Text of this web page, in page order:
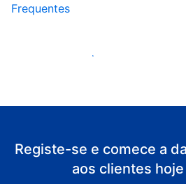
Frequentes
Comece a receber clientes
Registe-se e comece a
aos clientes